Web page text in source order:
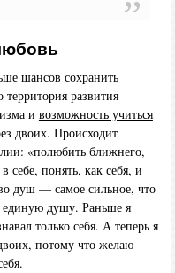
шансов сохранить
развития
и возможность учиться
двоих. Происходит
«полюбить ближнего,
себе, понять, как себя, и
душ — самое сильное, что
единую душу. Раньше я
только себя. А теперь я
потому что желаю